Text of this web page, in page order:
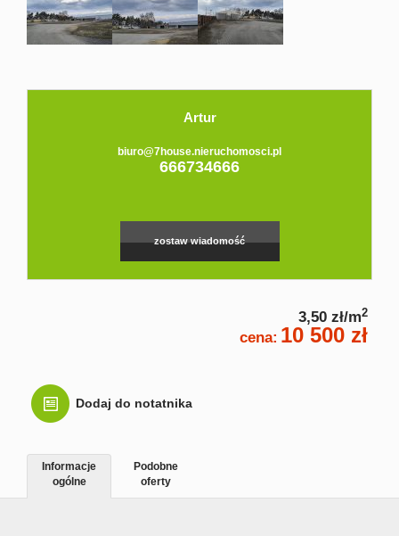
Artur
biuro@7house.nieruchomosci.pl
666734666
zostaw wiadomość
3,50 zł/m2
cena: 10 500 zł
Dodaj do notatnika
Informacje
ogólne
Podobne
oferty